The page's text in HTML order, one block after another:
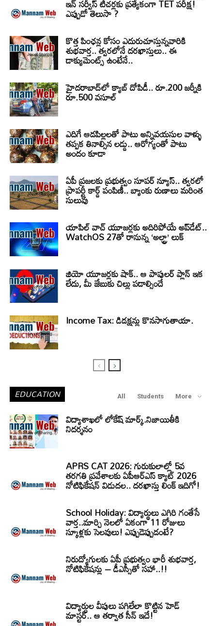
ఇన్ సర్వీస్ టీచర్లకు ప్రత్యేకంగా TET పరీక్ష!
ఎప్పుడో తెలుసా ?
కొత్త పింఛన్ల కోసం ఎదురుచూస్తున్నవారికి
శుభవార్త.. త్వరలోనే దరఖాస్తులు.. ఈ
డాక్యుమెంట్స్ ఉంటేనే..
హైదరాబాద్‌లో క్యాబ్‌ దోపిడీ.. రూ.200 జర్నీకి
రూ.500 వసూల్
ఎదిగే ఆడపిల్లలతో పాటు అన్నివయసుల వాళ్ళు
తప్పక తినాల్సిన లడ్డు.. ఆరోగ్యంతో పాటు
అందం కూడా
ఏపీ ప్రజలకు ప్రభుత్వం సూపర్ న్యూస్.. త్వరలో
ప్రాపర్టీ కార్డ్ పంపిణీ.. బ్యాంకు రుణాలు మరింత
సులువు
యాపిల్ వాచ్ యూజర్లకు అదిరిపోయే అప్‌డేట్..
WatchOS 27తో రానున్న ‘అల్ట్రా’ లుక్
జియో యూజర్లకు షాక్.. ఆ పాపులర్ ప్లాన్ ఇక
లేదు, మీ జేబుకు చిల్లు పడాల్సిందే
Income Tax: డిడక్షన్లు కొనసాగుతాయా.
EDUCATION All Students More
విద్యాశాఖలో లోకేష్ మార్క్.నిజాయితీకి
నిదర్శనం
APRS CAT 2026: గురుకులాల్లో 5వ
తరగతి ప్రవేశాలకు ఏపీఆర్‌ఎస్‌ క్యాట్‌ 2026
నోటిఫికేషన్‌ విడుదల.. దరఖాస్తు లింక్‌ ఇదిగో!
School Holiday: విద్యార్థులు ఎగిరి గంతేసే
వార్త..మార్చి నెలలో ఏకంగా 11 రోజులు
స్కూళ్లకు సెలవులు! ఎప్పుడెప్పుడంటే?
నిరుద్యోగులకు ఏపీ ప్రభుత్వం భారీ శుభవార్త,
నోటిఫికేషన్లు – డీఎస్సీతో సహా..!!
విద్యార్ధుల వీపులు పగిలేలా కొట్టిన హెడ్
మాస్టర్.. ఆ తర్వాత సీన్‌ ఇదే!